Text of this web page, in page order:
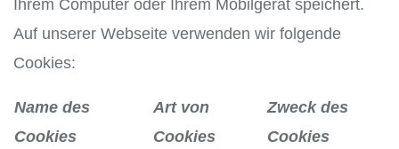
Ihrem Computer oder Ihrem Mobilgerät speichert.
Auf unserer Webseite verwenden wir folgende
Cookies:
Name des
Cookies
Art von
Cookies
Zweck des
Cookies